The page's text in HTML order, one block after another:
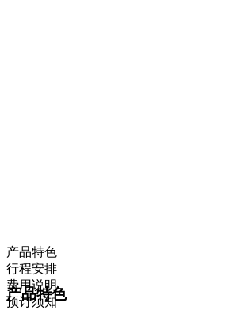
产品特色
行程安排
费用说明
预订须知
产品特色